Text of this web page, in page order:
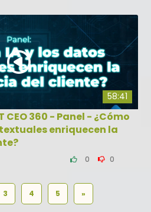
58:41
CEO 360 - Panel - ¿Cómo
enriquecen la
0 0
3 4 5 »